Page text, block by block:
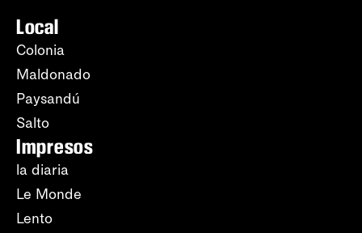
Local
Colonia
Maldonado
Paysandú
Salto
Impresos
la diaria
Le Monde
Lento